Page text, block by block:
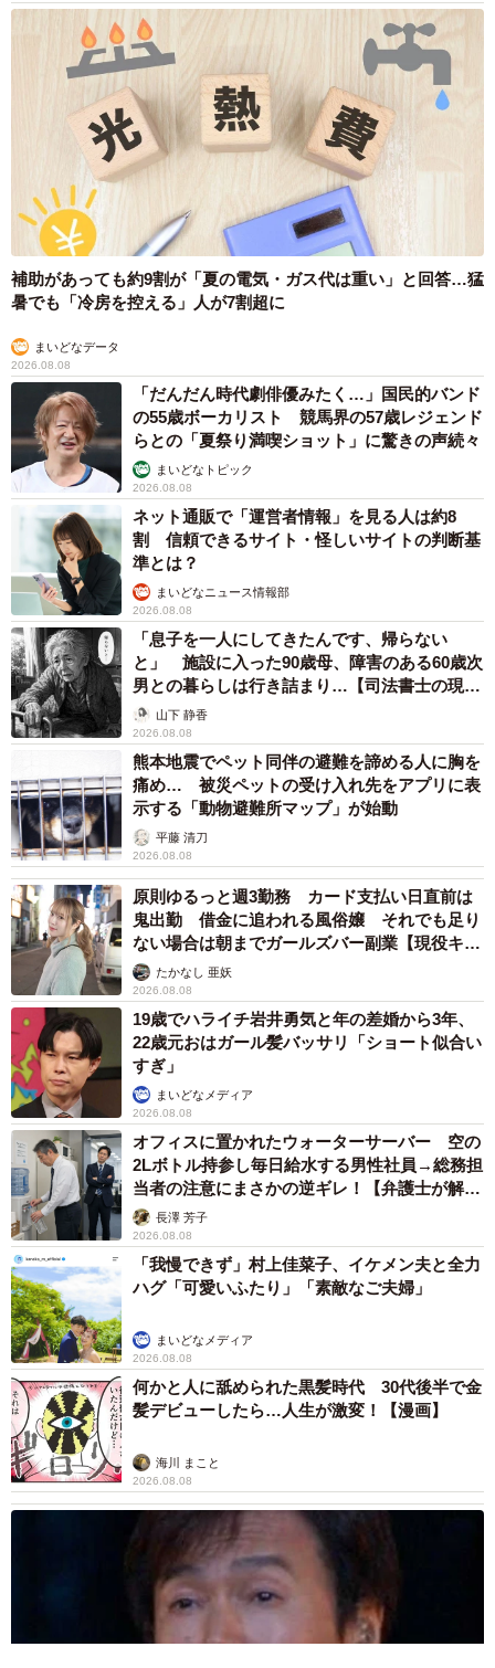
— 坂井秀人 (@hideto_sa) April 10, 2026
「時代も変わってきて、ゲームなどの“やりたいこと”をやっ
て評価される人が増えているなか、『勉強ができて良い学
校に行く』という今までの常識を押し付けない方がいいと
考えています。（子どもには）好きなことを伸ばしてあげ
たいと思っています」
息子さんへの助言の理由について、このように語る坂井さ
ん。
本人の思いやしたいことを尊重しながらも、結果的にやる
気を育てることができたというのは、本当に素晴らしいこ
とですね。
子どもに限らず、色々な人材育成の場面でも参考になるエ
ピソードかもしれません。
はじめることでやる気が出る“作業興奮”の仕組み
「勉強をやらなくてもいい」という坂井さんの助言が、な
ぜ、子どもを勉強に向かわせるきっかけになったのでしょ
う。
この背景には、人間の心理が関わっていたようです。
人間には「はじめることでやる気がアップする」とい
う “作業興奮” という脳の仕組みがあります。
実際に動き出すと、指先や視覚に刺激を受けます。それに
より、集中力を司るアセチルコリンという神経伝達物質が
分泌され、やる気が上がってくるのです。さらに、その中
で「問題が解けた」などの達成があると、快感や達成感を
生むドーパミンが分泌されます。それにより、さらにやる
気がアップします。そんな作業興奮は、動きはじめてから5
～10分程度で起こりはじめるといわれています。
今回、坂井さんは「1日5分は宿題をする」と、息子さんに
約束させました。
その机に向かう5分間に、息子さんのやる気が生まれ、次々
と課題を進めていく原動力になったのですね。
やる気を出すには、「とりあえずはじめてみる」ことが何
より大切。
坂井さんは、そのことを息子さんに身をもって体験させて
いた――ということなのですね。
◇ ◇
■坂井秀人さんのX（旧Twitter）はこちら
https://x.com/hideto_sa
補助があっても約9割が「夏の電気・ガス代は重い」と回答…猛
暑でも「冷房を控える」人が7割超に
まいどなデータ
2026.08.08
「だんだん時代劇俳優みたく…」国民的バンド
の55歳ボーカリスト 競馬界の57歳レジェンド
らとの「夏祭り満喫ショット」に驚きの声続々
まいどなトピック
2026.08.08
ネット通販で「運営者情報」を見る人は約8
割 信頼できるサイト・怪しいサイトの判断基
準とは？
まいどなニュース情報部
2026.08.08
「息子を一人にしてきたんです、帰らない
と」 施設に入った90歳母、障害のある60歳次
男との暮らしは行き詰まり…【司法書士の現場
から】山下 静香
2026.08.08
熊本地震でペット同伴の避難を諦める人に胸を
痛め… 被災ペットの受け入れ先をアプリに表
示する「動物避難所マップ」が始動
平藤 清刀
2026.08.08
原則ゆるっと週3勤務 カード支払い日直前は
鬼出勤 借金に追われる風俗嬢 それでも足り
ない場合は朝までガールズバー副業【現役キャ
ストに取材】
たかなし 亜妖
2026.08.08
19歳でハライチ岩井勇気と年の差婚から3年、
22歳元おはガール髪バッサリ「ショート似合い
すぎ」
まいどなメディア
2026.08.08
オフィスに置かれたウォーターサーバー 空の
2Lボトル持参し毎日給水する男性社員→総務担
当者の注意にまさかの逆ギレ！【弁護士が解
説】長澤 芳子
2026.08.08
「我慢できず」村上佳菜子、イケメン夫と全力
ハグ「可愛いふたり」「素敵なご夫婦」
まいどなメディア
2026.08.08
何かと人に舐められた黒髪時代 30代後半で金
髪デビューしたら…人生が激変！【漫画】
海川 まこと
2026.08.08